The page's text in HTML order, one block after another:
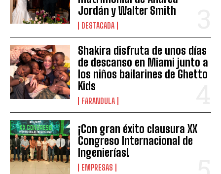
Jordán y Walter Smith
DESTACADA
Shakira disfruta de unos días
de descanso en Miami junto a
los niños bailarines de Ghetto
Kids
FARANDULA
¡Con gran éxito clausura XX
Congreso Internacional de
Ingenierías!
EMPRESAS